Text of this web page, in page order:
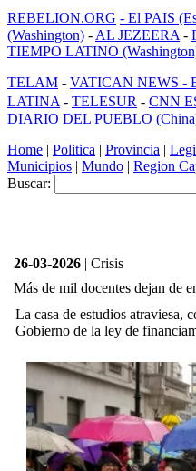
REBELION.ORG - El PAIS
(Washington) - AL JEZEERA -
TIEMPO LATINO
TELAM - VATICAN NEWS -
LATINA - TELESUR - CNN
DIARIO DEL PUEBLO
Home | Politica | Provincia |
Municipios | Mundo | Region
Buscar:
26-03-2026 | Crisis
Más de mil docentes dejan de
La casa de estudios atraviesa,
Gobierno de la ley de